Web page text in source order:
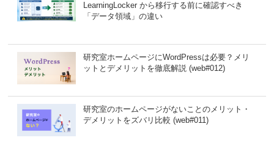
LearningLocker から移行する前に確認すべき
「データ領域」の違い
研究室ホームページにWordPressは必要？メリ
ットとデメリットを徹底解説 (web#012)
研究室のホームページがないことのメリット・
デメリットをズバリ比較 (web#011)